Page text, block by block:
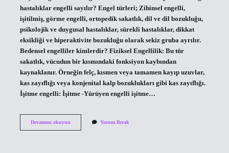
hastalıklar engelli sayılır? Engel türleri; Zihinsel engelli,
işitilmiş, görme engelli, ortopedik sakatlık, dil ve dil bozukluğu,
psikolojik ve duygusal hastalıklar, sürekli hastalıklar, dikkat
eksikliği ve hiperaktivite bozukluğu olarak sekiz gruba ayrılır.
Bedensel engelliler kimlerdir? Fiziksel Engellilik: Bu tür
sakatlık, vücudun bir kısmındaki fonksiyon kaybından
kaynaklanır. Örneğin felç, kısmen veya tamamen kayıp uzuvlar,
kas zayıflığı veya konjenital kalp bozuklukları gibi kas zayıflığı.
İşitme engelli: İşitme -Yürüyen engelli işitme…
Devamını okuyunFiziksel
Yorum Bırak